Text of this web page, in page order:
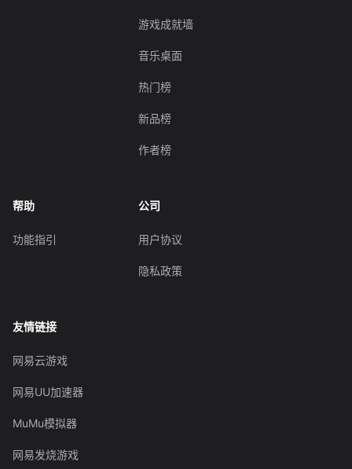
游戏成就墙
音乐桌面
热门榜
新品榜
作者榜
帮助
功能指引
公司
用户协议
隐私政策
友情链接
网易云游戏
网易UU加速器
MuMu模拟器
网易发烧游戏